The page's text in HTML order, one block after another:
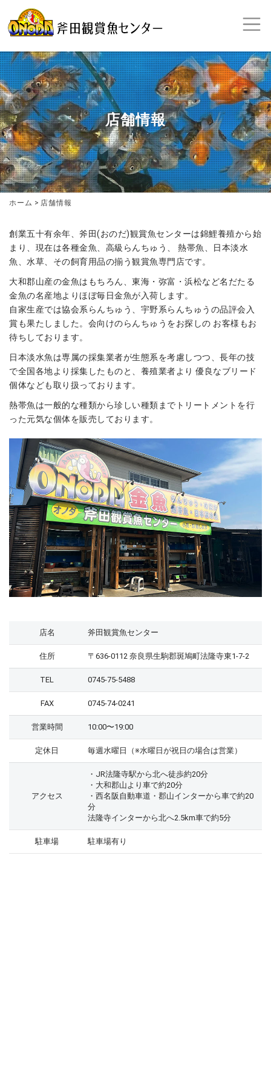
店舗情報
ホーム > 店舗情報
創業五十有余年、斧田(おのだ)観賞魚センターは錦鯉養殖から始
まり、現在は各種金魚、高級らんちゅう、 熱帯魚、日本淡水
魚、水草、その飼育用品の揃う観賞魚専門店です。
大和郡山産の金魚はもちろん、東海・弥富・浜松など名だたる
金魚の名産地よりほぼ毎日金魚が入荷します。
自家生産では協会系らんちゅう、宇野系らんちゅうの品評会入
賞も果たしました。会向けのらんちゅうをお探しの お客様もお
待ちしております。
日本淡水魚は専属の採集業者が生態系を考慮しつつ、長年の技
で全国各地より採集したものと、養殖業者より 優良なブリード
個体なども取り扱っております。
熱帯魚は一般的な種類から珍しい種類までトリートメントを行
った元気な個体を販売しております。
店名 斧田観賞魚センター
住所 〒636-0112 奈良県生駒郡斑鳩町法隆寺東1-7-2
TEL 0745-75-5488
FAX 0745-74-0241
営業時間 10:00〜19:00
定休日 毎週水曜日（※水曜日が祝日の場合は営業）
アクセス
・JR法隆寺駅から北へ徒歩約20分
・大和郡山より車で約20分
・西名阪自動車道・郡山インターから車で約20
分
法隆寺インターから北へ2.5km車で約5分
駐車場 駐車場有り